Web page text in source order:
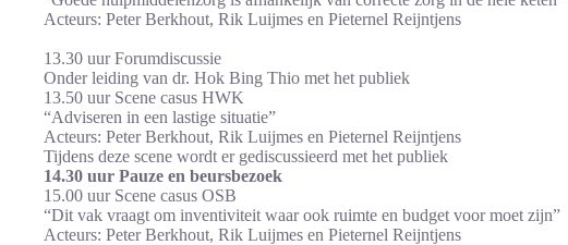
Acteurs: Peter Berkhout, Rik Luijmes en Pieternel Reijntjens
13.30 uur Forumdiscussie
Onder leiding van dr. Hok Bing Thio met het publiek
13.50 uur Scene casus HWK
“Adviseren in een lastige situatie”
Acteurs: Peter Berkhout, Rik Luijmes en Pieternel Reijntjens
Tijdens deze scene wordt er gediscussieerd met het publiek
14.30 uur Pauze en beursbezoek
15.00 uur Scene casus OSB
“Dit vak vraagt om inventiviteit waar ook ruimte en budget voor moet zijn”
Acteurs: Peter Berkhout, Rik Luijmes en Pieternel Reijntjens